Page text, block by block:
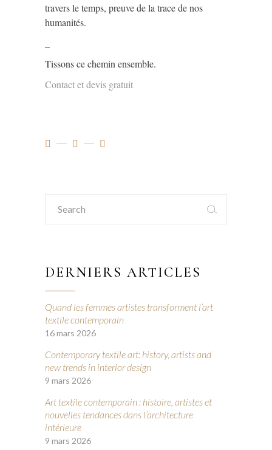
travers le temps, preuve de la trace de nos
humanités.
Tissons ce chemin ensemble.
Contact et devis gratuit
Search
for:
DERNIERS ARTICLES
Quand les femmes artistes transforment l’art
textile contemporain
16 mars 2026
Contemporary textile art: history, artists and
new trends in interior design
9 mars 2026
Art textile contemporain : histoire, artistes et
nouvelles tendances dans l’architecture
intérieure
9 mars 2026